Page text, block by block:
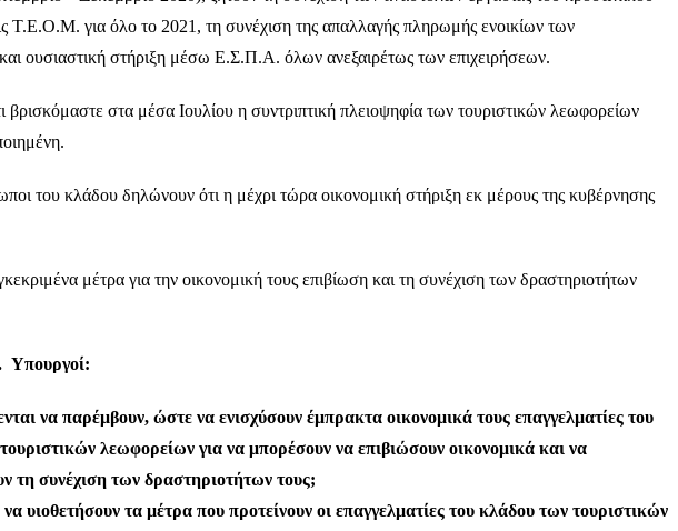
Τ.Ε.Ο.Μ. για όλο το 2021, τη συνέχιση της απαλλαγής πληρωμής ενοικίων των
ουσιαστική στήριξη μέσω Ε.Σ.Π.Α. όλων ανεξαιρέτως των επιχειρήσεων.
βρισκόμαστε στα μέσα Ιουλίου η συντριπτική πλειοψηφία των τουριστικών λεωφορείων
του κλάδου δηλώνουν ότι η μέχρι τώρα οικονομική στήριξη εκ μέρους της κυβέρνησης
μέτρα για την οικονομική τους επιβίωση και τη συνέχιση των δραστηριοτήτων
Υπουργοί:
να παρέμβουν, ώστε να ενισχύσουν έμπρακτα οικονομικά τους επαγγελματίες του
λεωφορείων για να μπορέσουν να επιβιώσουν οικονομικά και να
τη συνέχιση των δραστηριοτήτων τους;
να υιοθετήσουν τα μέτρα που προτείνουν οι επαγγελματίες του κλάδου των τουριστικών